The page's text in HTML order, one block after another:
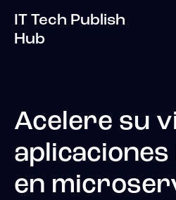
IT Tech Publish
Hub
Acelere su
aplicaciones
en